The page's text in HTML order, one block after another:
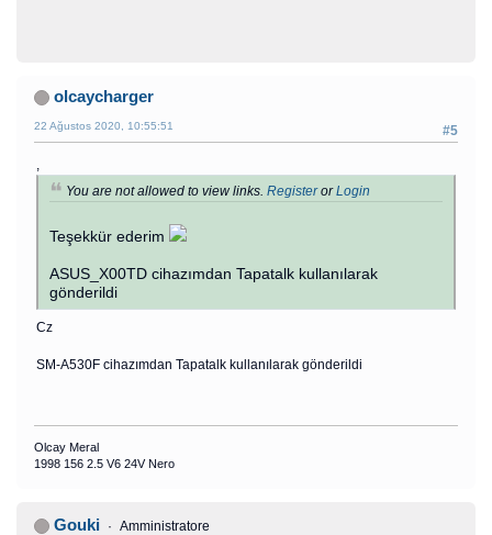
olcaycharger
#5
22 Ağustos 2020, 10:55:51
,
You are not allowed to view links. RegisterorLogin
Teşekkür ederim
ASUS_X00TD cihazımdan Tapatalk kullanılarak
gönderildi
Cz
SM-A530F cihazımdan Tapatalk kullanılarak gönderildi
Olcay Meral
1998 156 2.5 V6 24V Nero
Gouki Amministratore